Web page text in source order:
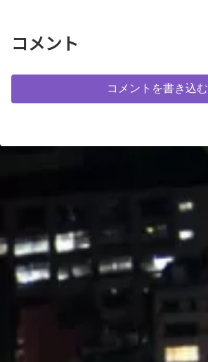
光スポットです。夜には...
コメント
コメントを書き込む